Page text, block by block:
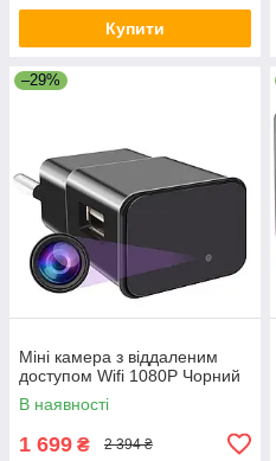
Купити
–29%
Міні камера з віддаленим
доступом Wifi 1080P Чорний
В наявності
1 699 ₴ 2 394 ₴